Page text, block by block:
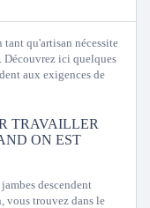
qu'artisan nécessite
ici quelques
aux exigences de
TRAVAILLER
ON EST
descendent
vous trouvez dans le